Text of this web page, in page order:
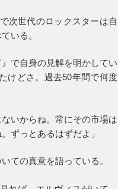
次世代のロックスターは自
いる。
で自身の見解を明かしてい
けどさ。過去50年間で何度
いからね。常にその市場は
ずっとあるはずだよ」
ての真意を語っている。